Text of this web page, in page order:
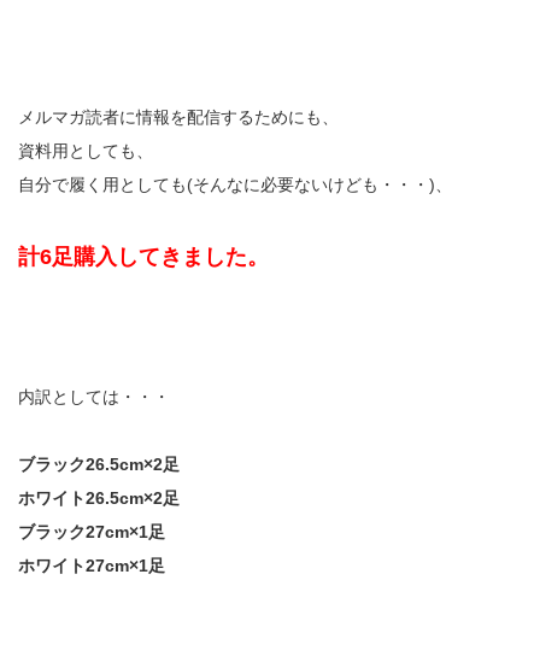
メルマガ読者に情報を配信するためにも、
資料用としても、
自分で履く用としても(そんなに必要ないけども・・・)、
計6足購入してきました。
内訳としては・・・
ブラック26.5cm×2足
ホワイト26.5cm×2足
ブラック27cm×1足
ホワイト27cm×1足